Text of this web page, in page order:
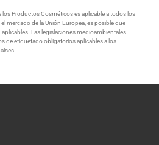
Productos Cosméticos es aplicable a todos los
mercado de la Unión Europea, es posible que
Las legislaciones medioambientales
de etiquetado obligatorios aplicables a los